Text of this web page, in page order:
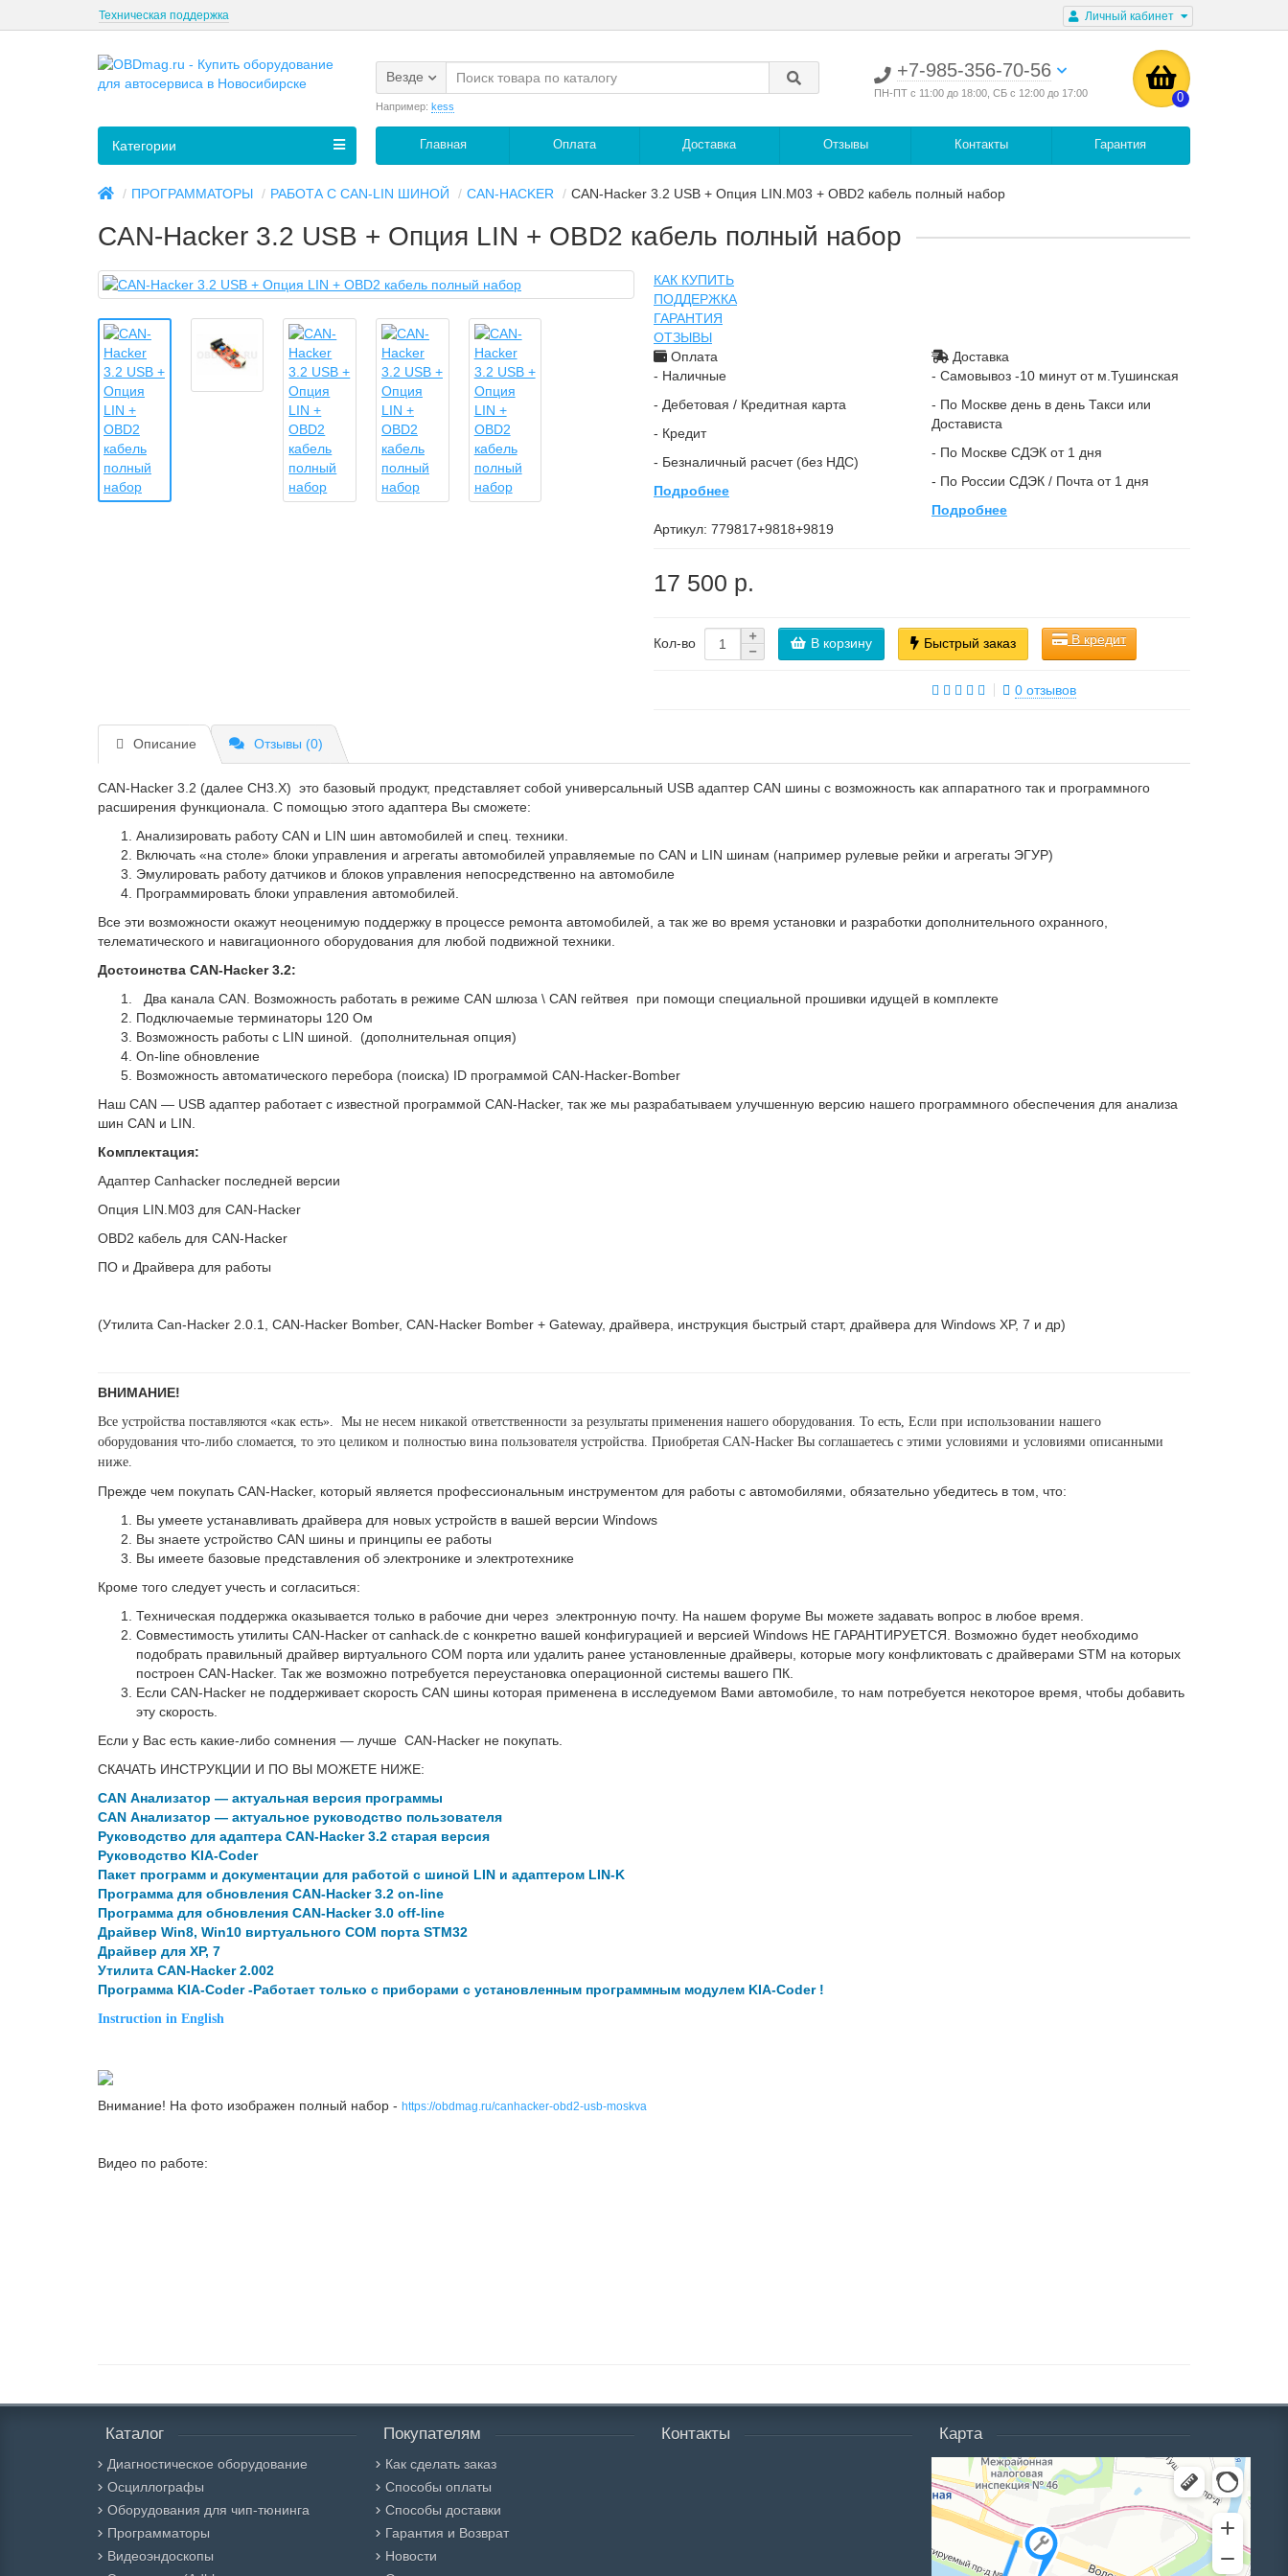
Личный кабинет
Техническая поддержка
+7-985-356-70-56
ПН-ПТ с 11:00 до 18:00, СБ с 12:00 до 17:00 0
Везде
Например: kess
Главная Оплата Доставка Отзывы Контакты Гарантия
Категории
ПРОГРАММАТОРЫ РАБОТА С CAN-LIN ШИНОЙ CAN-HACKER CAN-Hacker 3.2 USB + Опция LIN.M03 + OBD2 кабель полный набор
CAN-Hacker 3.2 USB + Опция LIN + OBD2 кабель полный набор
КАК КУПИТЬ
ПОДДЕРЖКА
ГАРАНТИЯ
ОТЗЫВЫ
Оплата
- Наличные
- Дебетовая / Кредитная карта
- Кредит
- Безналичный расчет (без НДС)
Подробнее
Доставка
- Самовывоз -10 минут от м.Тушинская
- По Москве день в день Такси или
Достависта
- По Москве СДЭК от 1 дня
- По России СДЭК / Почта от 1 дня
Подробнее
Артикул: 779817+9818+9819
17 500 р.
Кол-во В корзину Быстрый заказ В кредит
0 отзывов
Описание Отзывы (0)
CAN-Hacker 3.2 (далее CH3.X) это базовый продукт, представляет собой универсальный USB адаптер CAN шины с возможность как аппаратного так и программного
расширения функционала. С помощью этого адаптера Вы сможете:
Анализировать работу CAN и LIN шин автомобилей и спец. техники.
Включать «на столе» блоки управления и агрегаты автомобилей управляемые по CAN и LIN шинам (например рулевые рейки и агрегаты ЭГУР)
Эмулировать работу датчиков и блоков управления непосредственно на автомобиле
Программировать блоки управления автомобилей.
Все эти возможности окажут неоценимую поддержку в процессе ремонта автомобилей, а так же во время установки и разработки дополнительного охранного,
телематического и навигационного оборудования для любой подвижной техники.
Достоинства CAN-Hacker 3.2:
Два канала CAN. Возможность работать в режиме CAN шлюза \ CAN гейтвея при помощи специальной прошивки идущей в комплекте
Подключаемые терминаторы 120 Ом
Возможность работы с LIN шиной. (дополнительная опция)
On-line обновление
Возможность автоматического перебора (поиска) ID программой CAN-Hacker-Bomber
Наш CAN — USB адаптер работает с известной программой CAN-Hacker, так же мы разрабатываем улучшенную версию нашего программного обеспечения для анализа
шин CAN и LIN.
Комплектация:
Адаптер Canhacker последней версии
Опция LIN.M03 для CAN-Hacker
OBD2 кабель для CAN-Hacker
ПО и Драйвера для работы
(Утилита Can-Hacker 2.0.1, CAN-Hacker Bomber, CAN-Hacker Bomber + Gateway, драйвера, инструкция быстрый старт, драйвера для Windows XP, 7 и др)
ВНИМАНИЕ!
Все устройства поставляются «как есть». Мы не несем никакой ответственности за результаты применения нашего оборудования. То есть, Если при использовании нашего
оборудования что-либо сломается, то это целиком и полностью вина пользователя устройства. Приобретая CAN-Hacker Вы соглашаетесь с этими условиями и условиями описанными
ниже.
Прежде чем покупать CAN-Hacker, который является профессиональным инструментом для работы с автомобилями, обязательно убедитесь в том, что:
Вы умеете устанавливать драйвера для новых устройств в вашей версии Windows
Вы знаете устройство CAN шины и принципы ее работы
Вы имеете базовые представления об электронике и электротехнике
Кроме того следует учесть и согласиться:
Техническая поддержка оказывается только в рабочие дни через электронную почту. На нашем форуме Вы можете задавать вопрос в любое время.
Совместимость утилиты CAN-Hacker от canhack.de с конкретно вашей конфигурацией и версией Windows НЕ ГАРАНТИРУЕТСЯ. Возможно будет необходимо
подобрать правильный драйвер виртуального COM порта или удалить ранее установленные драйверы, которые могу конфликтовать с драйверами STM на которых
построен CAN-Hacker. Так же возможно потребуется переустановка операционной системы вашего ПК.
Если CAN-Hacker не поддерживает скорость CAN шины которая применена в исследуемом Вами автомобиле, то нам потребуется некоторое время, чтобы добавить
эту скорость.
Если у Вас есть какие-либо сомнения — лучше CAN-Hacker не покупать.
СКАЧАТЬ ИНСТРУКЦИИ И ПО ВЫ МОЖЕТЕ НИЖЕ:
CAN Анализатор — актуальная версия программы
CAN Анализатор — актуальное руководство пользователя
Руководство для адаптера CAN-Hacker 3.2 старая версия
Руководство KIA-Coder
Пакет программ и документации для работой с шиной LIN и адаптером LIN-K
Программа для обновления CAN-Hacker 3.2 on-line
Программа для обновления CAN-Hacker 3.0 off-line
Драйвер Win8, Win10 виртуального COM порта STM32
Драйвер для XP, 7
Утилита CAN-Hacker 2.002
Программа KIA-Coder -Работает только с приборами с установленным программным модулем KIA-Coder !
Instruction in English
Внимание! На фото изображен полный набор - https://obdmag.ru/canhacker-obd2-usb-moskva
Видео по работе:
Каталог
Диагностическое оборудование
Осциллографы
Оборудования для чип-тюнинга
Программаторы
Видеоэндоскопы
Покупателям
Как сделать заказ
Способы оплаты
Способы доставки
Гарантия и Возврат
Новости
Контакты Карта